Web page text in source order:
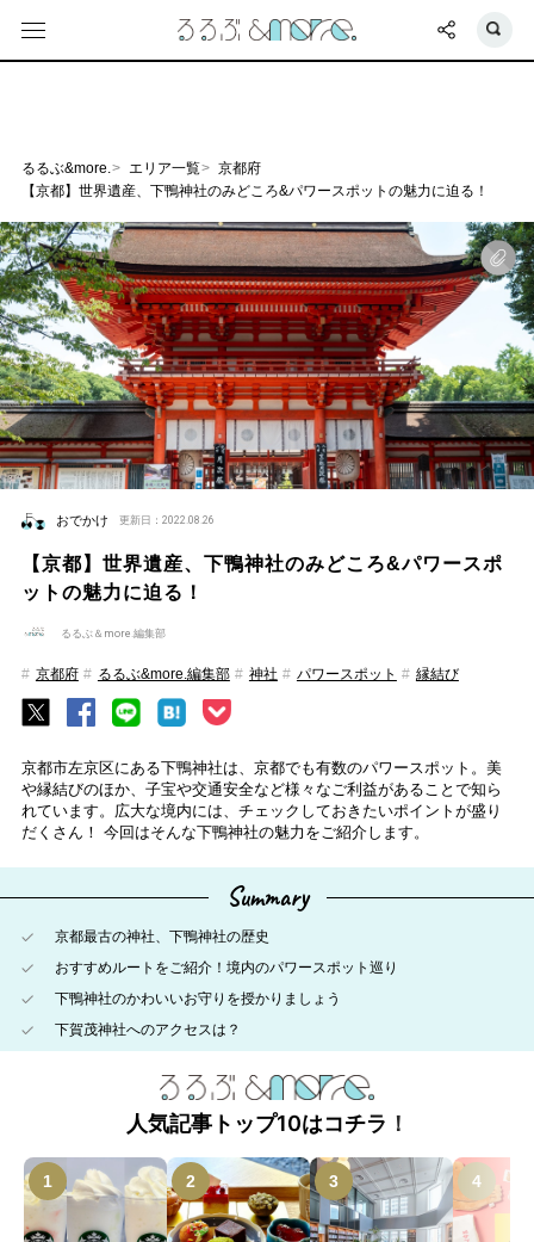
るるぶ&more. エリア一覧
京都府
【京都】世界遺産、下鴨神社のみどころ&パワースポットの魅力に迫る！
おでかけ 更新日：2022.08.26
【京都】世界遺産、下鴨神社のみどころ&パワースポ
ットの魅力に迫る！
るるぶ＆more.編集部
京都府 るるぶ&more.編集部 神社 パワースポット 縁結び
京都市左京区にある下鴨神社は、京都でも有数のパワースポット。美
や縁結びのほか、子宝や交通安全など様々なご利益があることで知ら
れています。広大な境内には、チェックしておきたいポイントが盛り
だくさん！ 今回はそんな下鴨神社の魅力をご紹介します。
Summary
京都最古の神社、下鴨神社の歴史
おすすめルートをご紹介！境内のパワースポット巡り
下鴨神社のかわいいお守りを授かりましょう
下賀茂神社へのアクセスは？
人気記事トップ10はコチラ！